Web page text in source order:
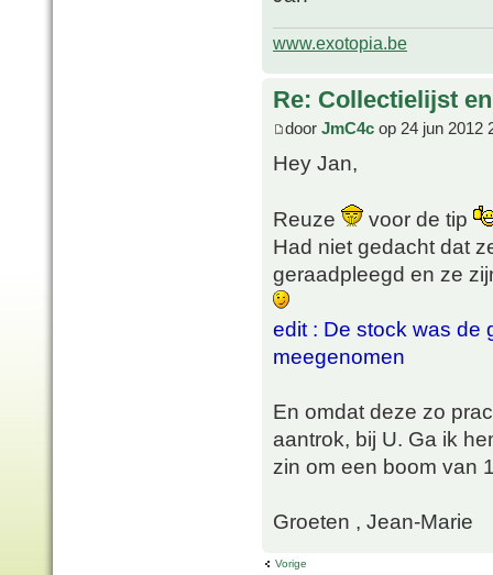
www.exotopia.be
Re: Collectielijst
door JmC4c op 24 jun 2012
Hey Jan,
Reuze
voor de tip
Had niet gedacht dat
geraadpleegd en ze
edit : De stock was de
meegenomen
En omdat deze zo
aantrok, bij U. Ga ik
zin om een boom van
Groeten , Jean-Marie
Vorige